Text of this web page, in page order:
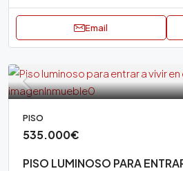
Email
PISO
535.000€
PISO LUMINOSO PARA